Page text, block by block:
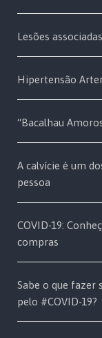
Lesões
Hipertensão
“Bacalhau
A calvície é um
pessoa
COVID-19:
compras
Sabe o que fazer
pelo #COVID-19?